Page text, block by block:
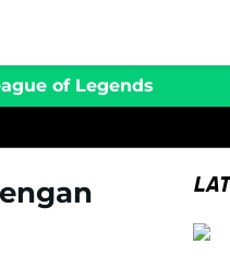
of Legends